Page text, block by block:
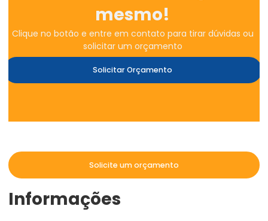
mesmo!
Clique no botão e entre em contato para tirar dúvidas ou
solicitar um orçamento
Solicitar Orçamento
Solicite um orçamento
Informações